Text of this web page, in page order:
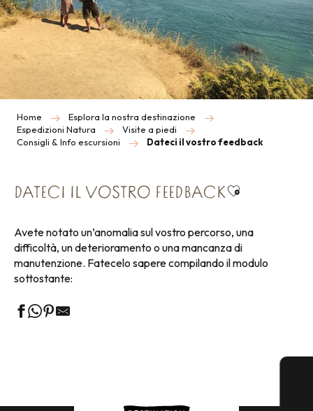
Home
Esplora la nostra destinazione
Espedizioni Natura
Visite a piedi
Consigli & Info escursioni
Dateci il vostro feedback
DATECI IL VOSTRO FEEDBACKAjouter aux
Avete notato un’anomalia sul vostro percorso, una
difficoltà, un deterioramento o una mancanza di
manutenzione. Fatecelo sapere compilando il modulo
sottostante: